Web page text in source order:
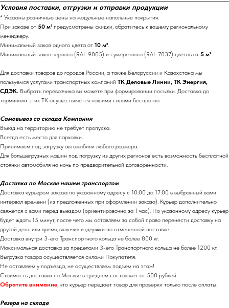
Условия поставки, отгрузки и отправки продукции
* Указаны розничные цены на модульные напольные покрытия.
При заказе от 50 м² предусмотрены скидки, обратитесь к вашему региональному
менеджеру.
Минимальный заказ одного цвета от 10 м².
Минимальный заказ черного (RAL 9005) и сумеречного (RAL 7037) цветов от 5 м².
Для доставки товаров до городов России, а также Белоруссии и Казахстана мы
пользуемся услугами транспортных компаний ТК Деловые Линии, ТК Энергия,
СДЭК. Выбрать перевозчика вы можете при формировании посылки. Доставка до
терминала этих ТК осуществляется нашими силами бесплатно.
Самовывоз со склада Компании
Въезд на территорию не требует пропуска.
Всегда есть место для парковки.
Принимаем под загрузку автомобили любого размера.
Для большегрузных машин под погрузку из других регионов есть возможность бесплатной
стоянки автомобиля на ночь по предварительной договоренности.
Доставка по Москве нашим транспортом
Доставка курьером заказа по указанному адресу с 10:00 до 17:00 в выбранный вами
интервал времени (из предложенных при оформлении заказа). Курьер дополнительно
свяжется с вами перед выездом (ориентировочно за 1 час). По указанному адресу курьер
будет ждать 15 минут, после чего мы оставляем за собой право перенести доставку на
другой день или время, включив издержки по отмененной поставке.
Доставка внутри 3-его Транспортного кольца не более 800 кг.
Максимальная доставка за пределами 3-его Транспортного кольца не более 1200 кг.
Выгрузка товара осуществляется силами Покупателя.
Не оставляем у подъезда, не осуществляем подъем на этаж!
Стоимость доставки по Москве в среднем составляет от 500 рублей
Обратите внимание, что курьер передает товар для проверки только после оплаты.
Резерв на складе